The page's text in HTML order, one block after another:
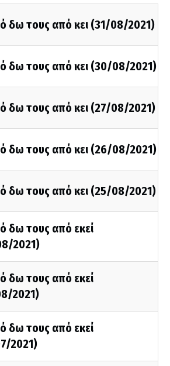
δω τους από κει (31/08/2021)
δω τους από κει (30/08/2021)
δω τους από κει (27/08/2021)
δω τους από κει (26/08/2021)
δω τους από κει (25/08/2021)
δω τους από εκεί
2021)
δω τους από εκεί
2021)
δω τους από εκεί
2021)